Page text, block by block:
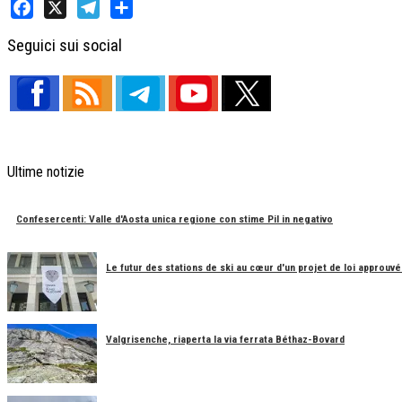
Seguici sui social
Ultime notizie
Confesercenti: Valle d'Aosta unica regione con stime Pil in negativo
Le futur des stations de ski au cœur d'un projet de loi approuvé
Valgrisenche, riaperta la via ferrata Béthaz-Bovard